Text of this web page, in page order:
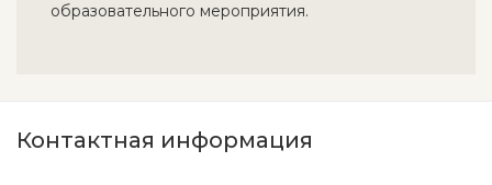
образовательного мероприятия.
Контактная информация